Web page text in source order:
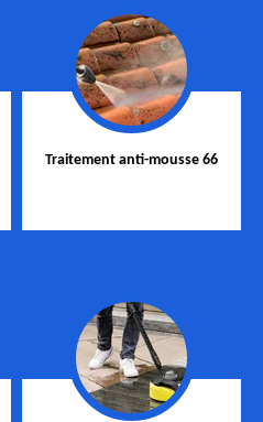
Traitement anti-mousse 66